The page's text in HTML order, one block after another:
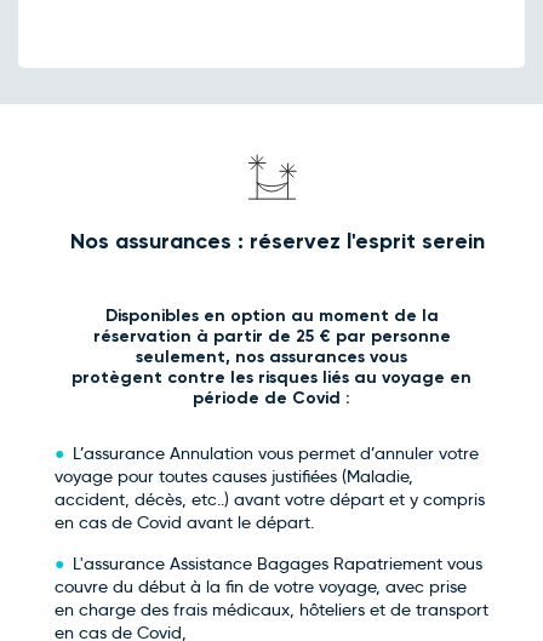
Nos assurances : réservez l'esprit serein
Disponibles en option au moment de la
réservation à partir de 25 € par personne
seulement, nos assurances vous
protègent contre les risques liés au voyage en
période de Covid :
L’assurance Annulation vous permet d’annuler votre
voyage pour toutes causes justifiées (Maladie,
accident, décès, etc..) avant votre départ et y compris
en cas de Covid avant le départ.
L'assurance Assistance Bagages Rapatriement vous
couvre du début à la fin de votre voyage, avec prise
en charge des frais médicaux, hôteliers et de transport
en cas de Covid,